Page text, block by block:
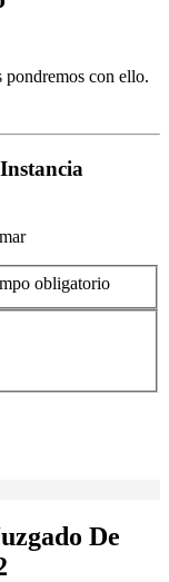
pondremos con ello.
obligatorio
De